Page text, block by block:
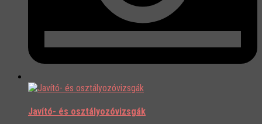
Javító- és osztályozóvizsgák